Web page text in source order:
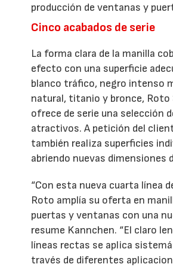
producción de ventanas y
Cinco acabados de serie
La forma clara de la manilla
efecto con una superficie
blanco tráfico, negro intenso
natural, titanio y bronce, Roto
ofrece de serie una selección
atractivos. A petición del
también realiza superficies
abriendo nuevas dimensiones
“Con esta nueva cuarta línea
Roto amplía su oferta en
puertas y ventanas con una
resume Kannchen. “El claro
líneas rectas se aplica
través de diferentes